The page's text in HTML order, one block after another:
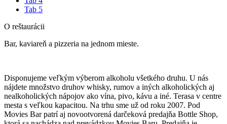
Tab 5
O reštaurácii
Bar, kaviareň a pizzeria na jednom mieste.
Disponujeme veľkým výberom alkoholu všetkého druhu. U nás
nájdete množstvo druhov whisky, rumov a iných alkoholických aj
nealkoholických nápojov ako vína, pivo, kávu a iné. Terasa v centre
mesta s veľkou kapacitou. Na trhu sme už od roku 2007. Pod
Movies Bar patrí aj novootvorená darčeková predajňa Bottle Shop,